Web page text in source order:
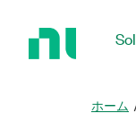
ホーム